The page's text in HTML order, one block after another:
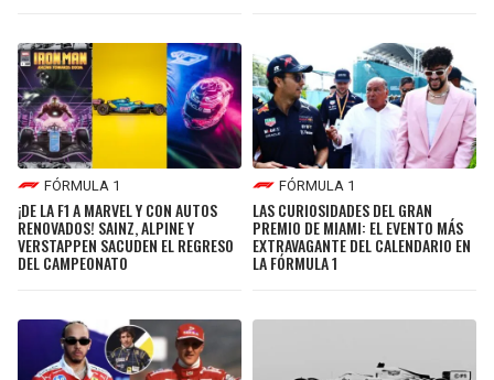
FÓRMULA 1
¡DE LA F1 A MARVEL Y CON AUTOS
RENOVADOS! SAINZ, ALPINE Y
VERSTAPPEN SACUDEN EL REGRESO
DEL CAMPEONATO
FÓRMULA 1
LAS CURIOSIDADES DEL GRAN
PREMIO DE MIAMI: EL EVENTO MÁS
EXTRAVAGANTE DEL CALENDARIO EN
LA FÓRMULA 1